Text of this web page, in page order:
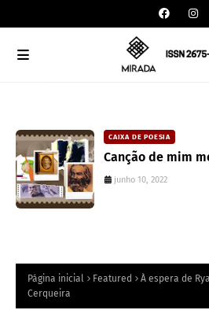
CAIXA DE POESIA
Canção de mim
junho 10, 2022
Página inicial Featured
À espera de
Cerqueira